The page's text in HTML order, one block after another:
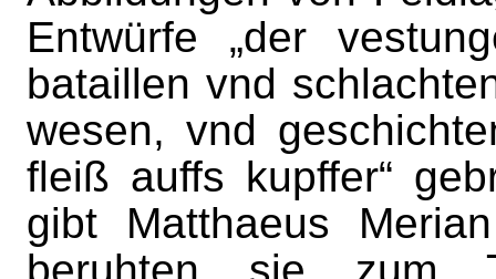
Entwürfe „der
bataillen vnd
wesen, vnd
fleiß auffs kupffer“
gibt Matthaeus